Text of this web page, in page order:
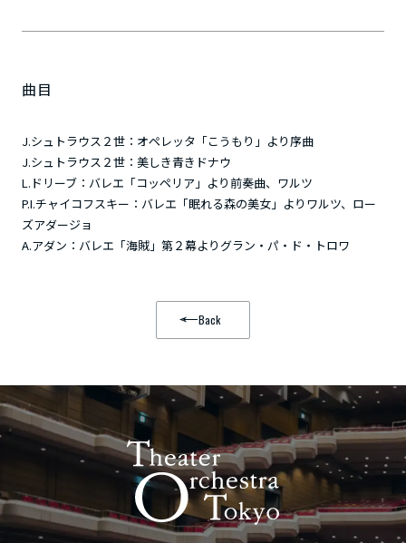
曲目
J.シュトラウス２世：オペレッタ「こうもり」より序曲
J.シュトラウス２世：美しき青きドナウ
L.ドリーブ：バレエ「コッペリア」より前奏曲、ワルツ
P.I.チャイコフスキー：バレエ「眠れる森の美女」よりワルツ、ロー
ズアダージョ
A.アダン：バレエ「海賊」第２幕よりグラン・パ・ド・トロワ
Back